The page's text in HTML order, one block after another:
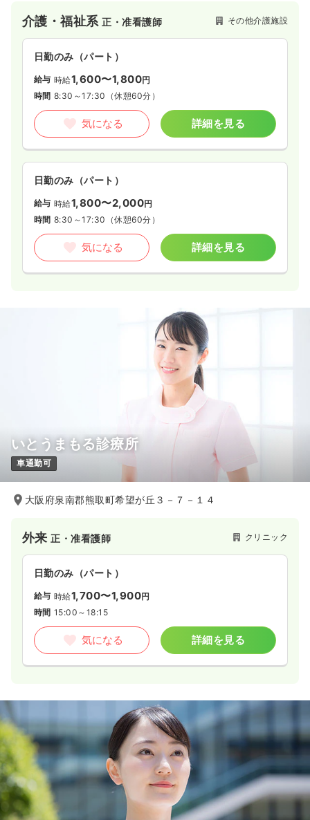
介護・福祉系正・准看護師 その他介護施設
日勤のみ（パート）
給与 時給1,600〜1,800円
時間 8:30～17:30 （休憩60分）
気になる 詳細を見る
日勤のみ（パート）
給与 時給1,800〜2,000円
時間 8:30～17:30 （休憩60分）
気になる 詳細を見る
いとうまもる診療所
車通勤可
大阪府泉南郡熊取町希望が丘３－７－１４
外来正・准看護師 クリニック
日勤のみ（パート）
給与 時給1,700〜1,900円
時間 15:00～18:15
気になる 詳細を見る